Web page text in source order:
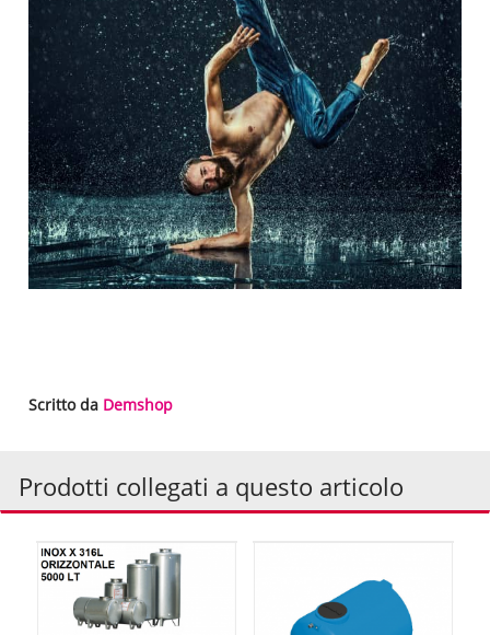
Scritto da Demshop
Prodotti collegati a questo articolo